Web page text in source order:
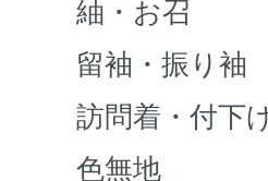
紬・お召
留袖・振り袖
訪問着・付下
色無地